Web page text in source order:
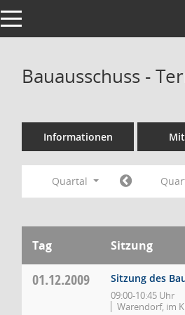
Toggle navigation
Bauausschuss -
Informationen
Quartal
Tag Sitzung
01.12.2009 Sitzung des
09:00-10:45 Uhr
Warendorf, im